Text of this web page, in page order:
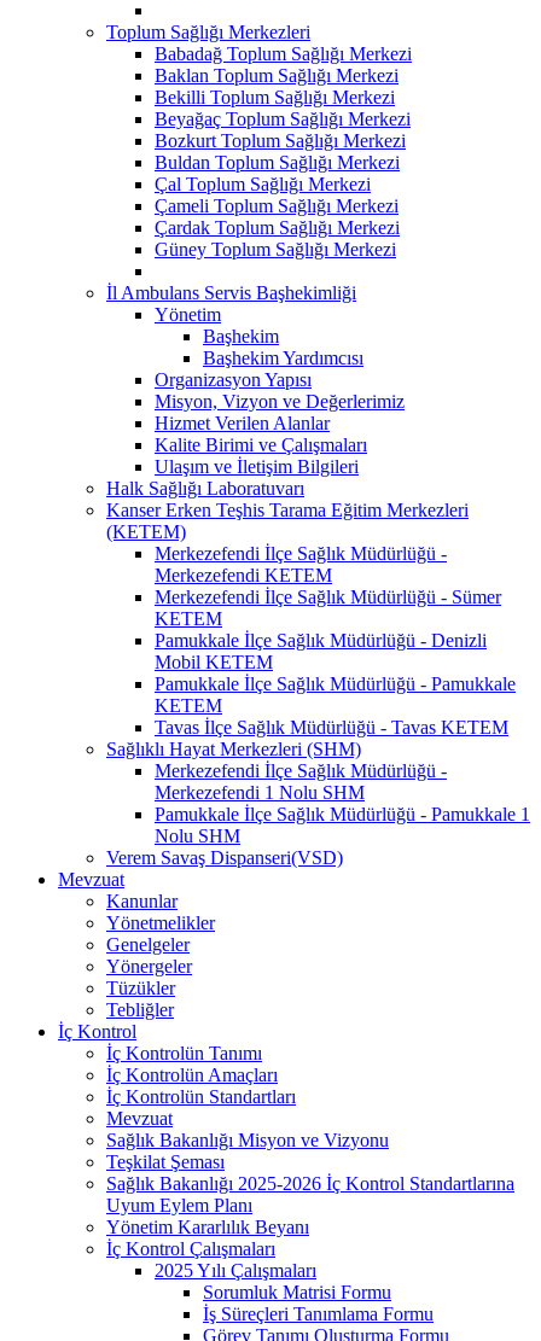
Toplum Sağlığı Merkezleri
Babadağ Toplum Sağlığı Merkezi
Baklan Toplum Sağlığı Merkezi
Bekilli Toplum Sağlığı Merkezi
Beyağaç Toplum Sağlığı Merkezi
Bozkurt Toplum Sağlığı Merkezi
Buldan Toplum Sağlığı Merkezi
Çal Toplum Sağlığı Merkezi
Çameli Toplum Sağlığı Merkezi
Çardak Toplum Sağlığı Merkezi
Güney Toplum Sağlığı Merkezi
İl Ambulans Servis Başhekimliği
Yönetim
Başhekim
Başhekim Yardımcısı
Organizasyon Yapısı
Misyon, Vizyon ve Değerlerimiz
Hizmet Verilen Alanlar
Kalite Birimi ve Çalışmaları
Ulaşım ve İletişim Bilgileri
Halk Sağlığı Laboratuvarı
Kanser Erken Teşhis Tarama Eğitim Merkezleri
(KETEM)
Merkezefendi İlçe Sağlık Müdürlüğü -
Merkezefendi KETEM
Merkezefendi İlçe Sağlık Müdürlüğü - Sümer
KETEM
Pamukkale İlçe Sağlık Müdürlüğü - Denizli
Mobil KETEM
Pamukkale İlçe Sağlık Müdürlüğü - Pamukkale
KETEM
Tavas İlçe Sağlık Müdürlüğü - Tavas KETEM
Sağlıklı Hayat Merkezleri (SHM)
Merkezefendi İlçe Sağlık Müdürlüğü -
Merkezefendi 1 Nolu SHM
Pamukkale İlçe Sağlık Müdürlüğü - Pamukkale 1
Nolu SHM
Verem Savaş Dispanseri(VSD)
Mevzuat
Kanunlar
Yönetmelikler
Genelgeler
Yönergeler
Tüzükler
Tebliğler
İç Kontrol
İç Kontrolün Tanımı
İç Kontrolün Amaçları
İç Kontrolün Standartları
Mevzuat
Sağlık Bakanlığı Misyon ve Vizyonu
Teşkilat Şeması
Sağlık Bakanlığı 2025-2026 İç Kontrol Standartlarına
Uyum Eylem Planı
Yönetim Kararlılık Beyanı
İç Kontrol Çalışmaları
2025 Yılı Çalışmaları
Sorumluk Matrisi Formu
İş Süreçleri Tanımlama Formu
Görev Tanımı Oluşturma Formu